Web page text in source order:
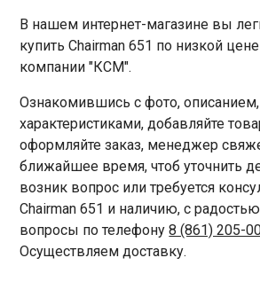
В нашем интернет-магазине вы
купить Chairman 651 по низкой
компании "КСМ".
Ознакомившись с фото, описанием,
характеристиками, добавляйте
оформляйте заказ, менеджер
ближайшее время, чтоб уточнить
возник вопрос или требуется
Chairman 651 и наличию, с
вопросы по телефону8 (861) 205-
Осуществляем доставку.